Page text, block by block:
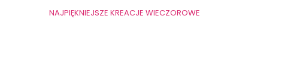
NAJPIĘKNIEJSZE KREACJE WIECZOROWE